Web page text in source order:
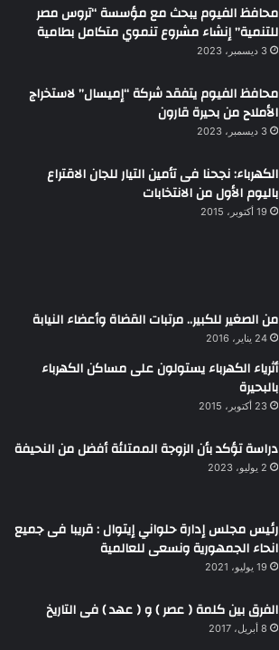
محافظ الفيوم يبحث مع مؤسسة “تروس مصر
للتنمية” إنشاء مشروع تنموي متكامل بطامية
3 ديسمبر، 2023
محافظ الفيوم يتفقد شركة “إميسال” لاستخراج
الأملاح من بحيرة قارون
3 ديسمبر، 2023
الكهرباء: نجحنا فى تأمين التيار للجان الاقتراع
باليوم الأول من الانتخابات
19 أكتوبر، 2015
من الصغير للكبير.. مرتبات القضاة وأعضاء النيابة
24 يناير، 2016
أثرياء الكهرباء يستولون على مساكن الكهرباء
بالبحيرة
23 أكتوبر، 2015
دراسة تؤكد بأن الزوجة الممتلئة أفضل من النحيفة
2 يوليو، 2023
رئيس مجلس إدارة حلواني إيتوال : قريبا فى جميع
انحاء الجمهورية ونسعى للعالمية
19 يوليو، 2021
الفرق بين كلمة ( عصر ) و ( عهد ) فى التاريخ
8 أبريل، 2017